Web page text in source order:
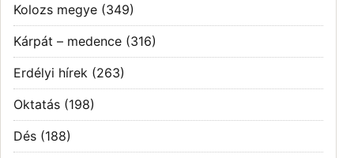
Kolozs megye (349)
Kárpát – medence (316)
Erdélyi hírek (263)
Oktatás (198)
Dés (188)